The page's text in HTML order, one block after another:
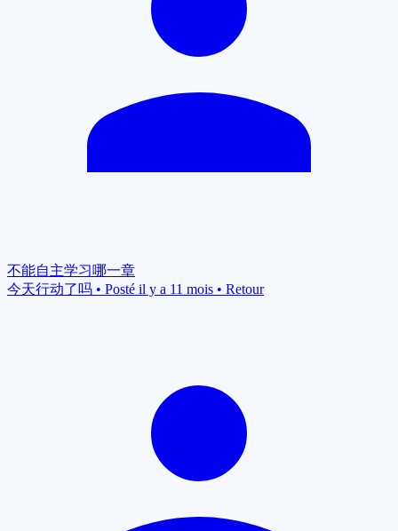
不能自主学习哪一章
今天行动了吗 • Posté il y a 11 mois • Retour